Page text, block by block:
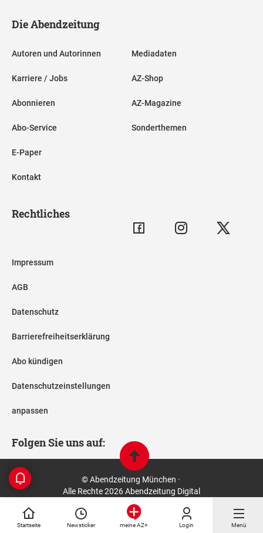
Startseite Newsticker meine AZ+ Login Menü
Die Abendzeitung
Autoren und Autorinnen
Karriere / Jobs
Abonnieren
Abo-Service
E-Paper
Kontakt
Mediadaten
AZ-Shop
AZ-Magazine
Sonderthemen
Rechtliches
Impressum
AGB
Datenschutz
Barrierefreiheitserklärung
Abo kündigen
Datenschutzeinstellungen
anpassen
Folgen Sie uns auf:
© Abendzeitung München ·
Alle Rechte 2026 Abendzeitung Digital